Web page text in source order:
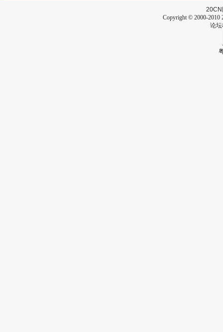
20CN
Copyright © 2000-2010
论